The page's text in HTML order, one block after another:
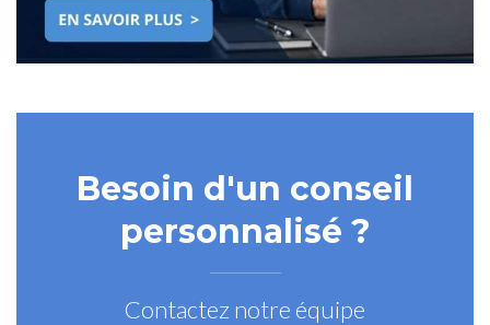
Besoin d'un conseil
personnalisé ?
Contactez notre équipe